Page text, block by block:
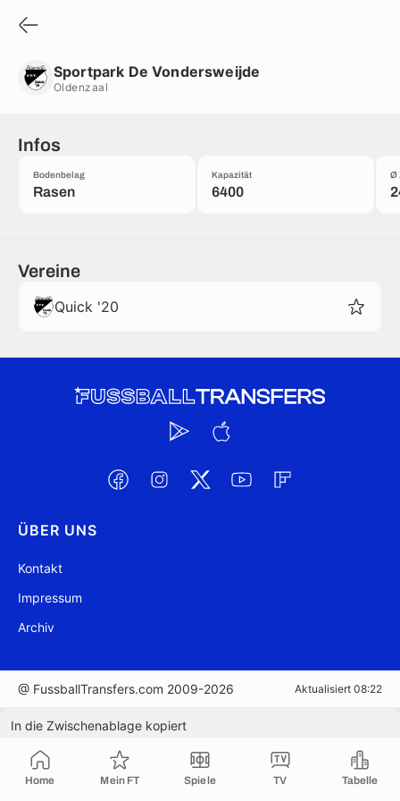
Home Mein FT Spiele TV Tabelle
Sportpark De Vondersweijde
Oldenzaal
Infos
Bodenbelag
Rasen
Kapazität
6400
Ø
Vereine
Quick '20
ÜBER UNS
Kontakt
Impressum
Archiv
@ FussballTransfers.com 2009-2026 Aktualisiert 08:22
In die Zwischenablage kopiert